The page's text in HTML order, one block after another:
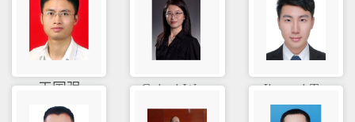
王国强 Cuicui Wa... Jianwei T...